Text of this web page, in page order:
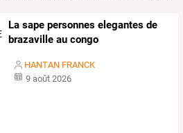
La sape personnes elegantes de
brazaville au congo
HANTAN FRANCK
9 août 2026